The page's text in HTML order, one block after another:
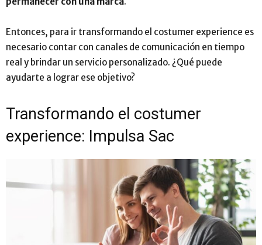
Entonces, para ir transformando el costumer experience es
necesario contar con canales de comunicación en tiempo
real y brindar un servicio personalizado. ¿Qué puede
ayudarte a lograr ese objetivo?
Transformando el costumer
experience: Impulsa Sac